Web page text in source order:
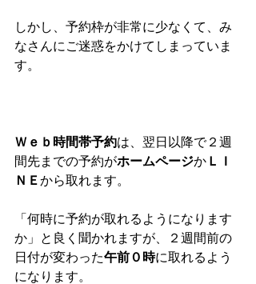
しかし、予約枠が非常に少なくて、み
なさんにご迷惑をかけてしまっていま
す。
Ｗｅｂ時間帯予約は、翌日以降で２週
間先までの予約がホームページか ＬＩ
ＮＥから取れます。
「何時に予約が取れるようになります
か」と良く聞かれますが、２週間前の
日付が変わった午前０時に取れるよう
になります。